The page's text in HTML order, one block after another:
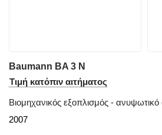
Baumann BA 3 N
Τιμή κατόπιν αιτήματος
Βιομηχανικός εξοπλισμός - ανυψωτικό
2007